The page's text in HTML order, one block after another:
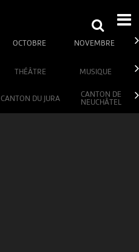
OCTOBRE NOVEMBRE
THÉÂTRE MUSIQUE
CANTON DU JURA
CANTON DE
NEUCHÂTEL